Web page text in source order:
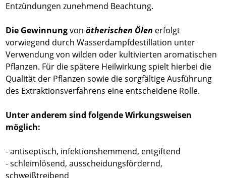
Entzündungen zunehmend Beachtung.
Die Gewinnungvon ätherischen Ölen erfolgt
vorwiegend durch Wasserdampfdestillation unter
Verwendung von wilden oder kultivierten aromatischen
Pflanzen. Für die spätere Heilwirkung spielt hierbei die
Qualität der Pflanzen sowie die sorgfältige Ausführung
des Extraktionsverfahrens eine entscheidene Rolle.
Unter anderem sind folgende Wirkungsweisen
möglich:
- antiseptisch, infektionshemmend, entgiftend
- schleimlösend, ausscheidungsfördernd,
schweißtreibend